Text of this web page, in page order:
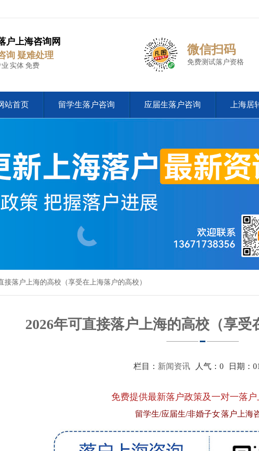
户上海咨询网
询 疑难处理
实体 免费
微信扫码
免费测试落户资格
站首页 留学生落户咨询 应届生落户咨询 上海居
接落户上海的高校（享受在上海落户的高校）
2026年可直接落户上海的高校（享受
栏目： 新闻资讯人气： 0日期：
免费提供最新落户政策及一对一落
留学生/应届生/非婚子女 落户上海